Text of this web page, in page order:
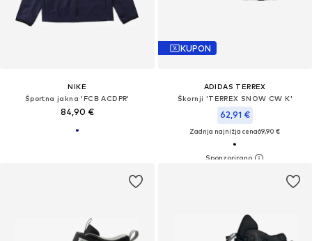
NIKE
Športna jakna 'FCB ACDPR'
84,90 €
KUPON
ADIDAS TERREX
Škornji 'TERREX SNOW CW K'
62,91 €
Zadnja najnižja cena69,90 €